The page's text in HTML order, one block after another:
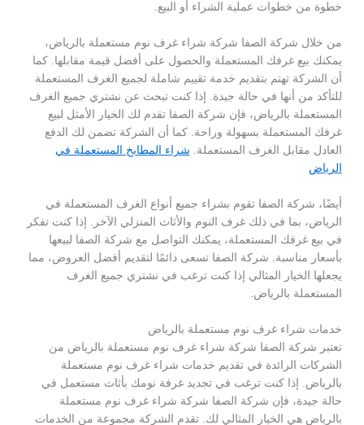
خطوة من خطوات عملية الشراء أو البيع.
من خلال شركة الصفا شركة شراء غرف نوم مستعملة بالرياض،
يمكنك بيع غرفك المستعملة والحصول على أفضل قيمة مقابلها. كما
أن الشركة تهتم بتقديم خدمة تقييم شاملة لجميع الغرف المستعملة
للتأكد من أنها في حالة جيدة. إذا كنت تبحث عن نشتري جميع الغرف
المستعملة بالرياض، فإن شركة الصفا تقدم لك الخيار الأمثل لبيع
غرفك المستعملة بسهولة وراحة. كما أن الشركة تضمن لك الدفع
العادل مقابل الغرف المستعملة. شراء المطابخ المستعملة في
الرياض
أيضًا، شركة الصفا تقوم بشراء جميع أنواع الغرف المستعملة في
الرياض، بما في ذلك غرف النوم والأثاث المنزلي الآخر. إذا كنت تفكر
في بيع غرفك المستعملة، يمكنك التواصل مع شركة الصفا لبيعها
بأسعار مناسبة. شركة الصفا تسعى دائمًا لتقديم أفضل العروض، مما
يجعلها الخيار المثالي إذا كنت ترغب في نشتري جميع الغرف
المستعملة بالرياض.
خدمات شراء غرف نوم مستعملة بالرياض
تعتبر شركة الصفا شركة شراء غرف نوم مستعملة بالرياض من
الشركات الرائدة في تقديم خدمات شراء غرف نوم مستعملة
بالرياض. إذا كنت ترغب في تجديد غرفة نومك بأثاث مستعمل في
حالة جيدة، فإن شركة الصفا شركة شراء غرف نوم مستعملة
بالرياض هي الخيار المثالي لك. تقدم الشركة مجموعة من الخدمات